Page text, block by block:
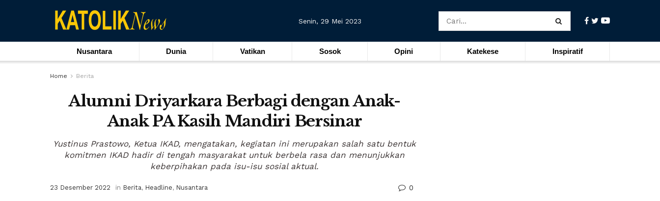
Senin, 29 Mei 2023
Nusantara Dunia Vatikan Sosok Opini Katekese Inspiratif
Home Berita
Alumni Driyarkara Berbagi dengan Anak-
Anak PA Kasih Mandiri Bersinar
Yustinus Prastowo, Ketua IKAD, mengatakan, kegiatan ini merupakan salah satu bentuk
komitmen IKAD hadir di tengah masyarakat untuk berbela rasa dan menunjukkan
keberpihakan pada isu-isu sosial aktual.
23 Desember 2022 in Berita, Headline, Nusantara 0